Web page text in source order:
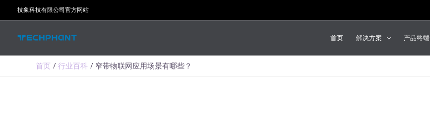
至
技象科技有限公司官方网站
首页 解决方案 产品终端
首页 行业百科 窄带物联网应用场景有哪些？